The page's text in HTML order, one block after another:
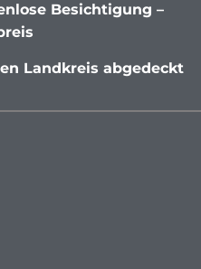
Besichtigung –
Landkreis abgedeckt